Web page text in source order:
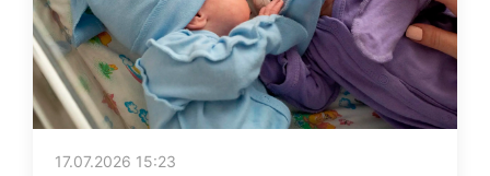
17.07.2026 15:23